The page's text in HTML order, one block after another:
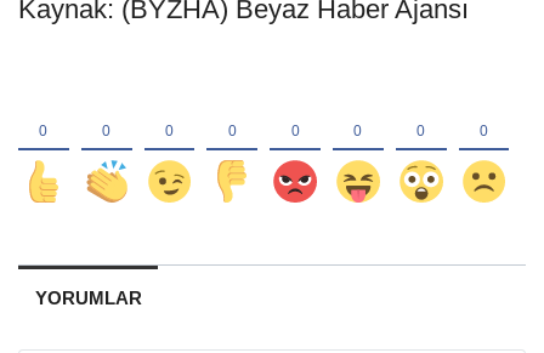
Kaynak: (BYZHA) Beyaz Haber Ajansı
YORUMLAR